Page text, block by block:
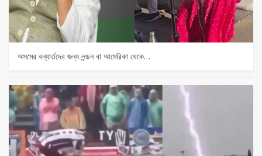
অসমের বন্যার্তদের জন্য লন্ডন বা আমেরিকা থেকে…